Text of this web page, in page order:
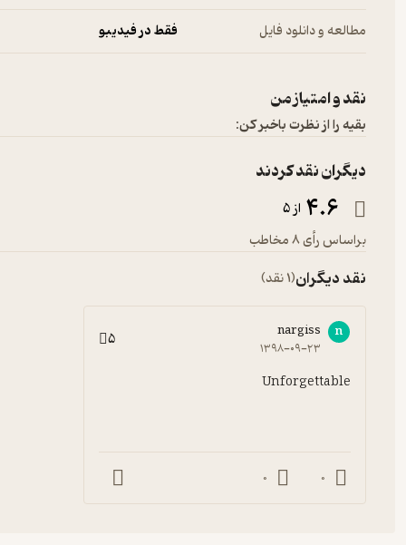
مطالعه و دانلود فایل فقط در فیدیبو
نقد و امتیاز من
بقیه را از نظرت باخبر کن:
دیگران نقد کردند
4.6 از 5
براساس رأی 8 مخاطب
نقد دیگران(1 نقد)
n
nargiss
۱۳۹۸-۰۹-۲۳ 5
Unforgettable
0
0